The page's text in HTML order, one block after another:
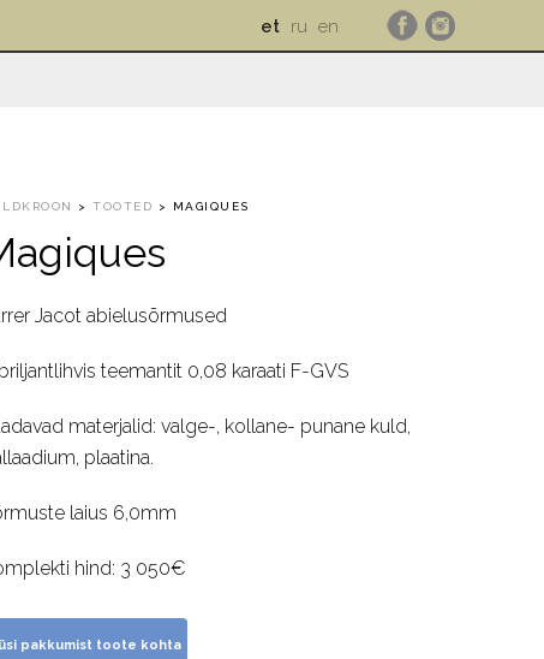
et ru en
>TOOTED > MAGIQUES
Jacot abielusõrmused
teemantit 0,08 karaati F-GVS
materjalid: valge-, kollane- punane kuld,
plaatina.
laius 6,0mm
hind: 3 050€